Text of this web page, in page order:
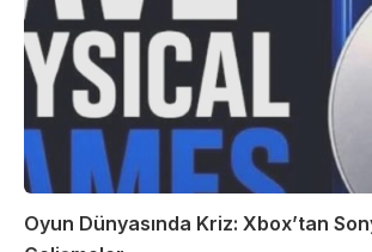
Oyun Dünyasında Kriz: Xbox’tan